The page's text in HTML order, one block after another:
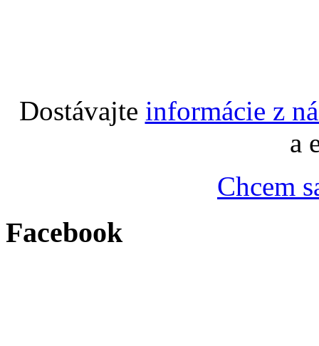
Dostávajte informácie z
a
Chcem
Facebook